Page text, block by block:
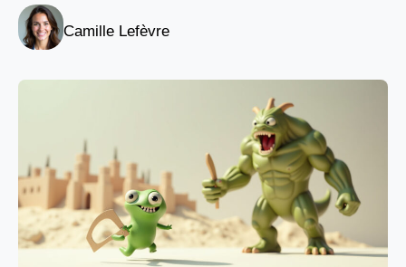
Camille Lefèvre